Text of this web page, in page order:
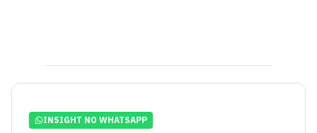
INSIGHT NO WHATSAPP